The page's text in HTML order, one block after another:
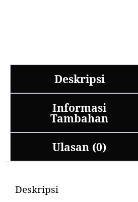
Deskripsi
Informasi
Tambahan
Ulasan (0)
Deskripsi